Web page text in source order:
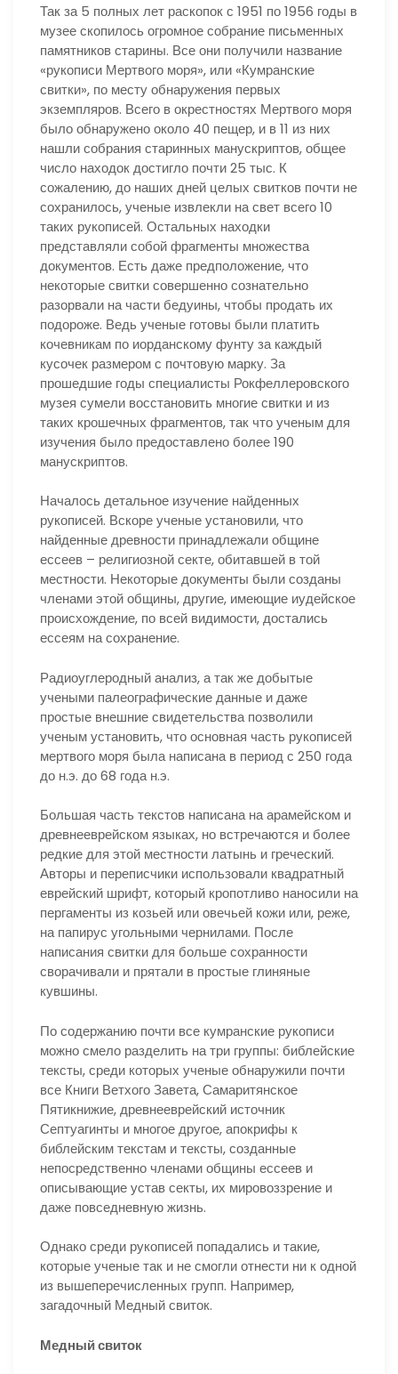
Так за 5 полных лет раскопок с 1951 по 1956 годы в
музее скопилось огромное собрание письменных
памятников старины. Все они получили название
«рукописи Мертвого моря», или «Кумранские
свитки», по месту обнаружения первых
экземпляров. Всего в окрестностях Мертвого моря
было обнаружено около 40 пещер, и в 11 из них
нашли собрания старинных манускриптов, общее
число находок достигло почти 25 тыс. К
сожалению, до наших дней целых свитков почти не
сохранилось, ученые извлекли на свет всего 10
таких рукописей. Остальных находки
представляли собой фрагменты множества
документов. Есть даже предположение, что
некоторые свитки совершенно сознательно
разорвали на части бедуины, чтобы продать их
подороже. Ведь ученые готовы были платить
кочевникам по иорданскому фунту за каждый
кусочек размером с почтовую марку. За
прошедшие годы специалисты Рокфеллеровского
музея сумели восстановить многие свитки и из
таких крошечных фрагментов, так что ученым для
изучения было предоставлено более 190
манускриптов.
Началось детальное изучение найденных
рукописей. Вскоре ученые установили, что
найденные древности принадлежали общине
ессеев – религиозной секте, обитавшей в той
местности. Некоторые документы были созданы
членами этой общины, другие, имеющие иудейское
происхождение, по всей видимости, достались
ессеям на сохранение.
Радиоуглеродный анализ, а так же добытые
учеными палеографические данные и даже
простые внешние свидетельства позволили
ученым установить, что основная часть рукописей
мертвого моря была написана в период с 250 года
до н.э. до 68 года н.э.
Большая часть текстов написана на арамейском и
древнееврейском языках, но встречаются и более
редкие для этой местности латынь и греческий.
Авторы и переписчики использовали квадратный
еврейский шрифт, который кропотливо наносили на
пергаменты из козьей или овечьей кожи или, реже,
на папирус угольными чернилами. После
написания свитки для больше сохранности
сворачивали и прятали в простые глиняные
кувшины.
По содержанию почти все кумранские рукописи
можно смело разделить на три группы: библейские
тексты, среди которых ученые обнаружили почти
все Книги Ветхого Завета, Самаритянское
Пятикнижие, древнееврейский источник
Септуагинты и многое другое, апокрифы к
библейским текстам и тексты, созданные
непосредственно членами общины ессеев и
описывающие устав секты, их мировоззрение и
даже повседневную жизнь.
Однако среди рукописей попадались и такие,
которые ученые так и не смогли отнести ни к одной
из вышеперечисленных групп. Например,
загадочный Медный свиток.
Медный свиток